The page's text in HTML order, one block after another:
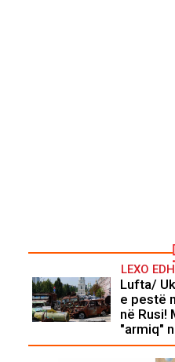
LEXO
Lufta/
e pestë
në Rusi!
"armiq"